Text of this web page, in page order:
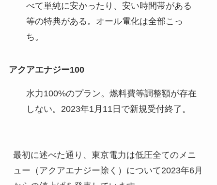
べて単純に安かったり、安い時間帯がある
等の特典がある。オール電化は全部こっ
ち。
アクアエナジー100
水力100%のプラン。燃料費等調整額が存在
しない。2023年1月11日で新規受付終了。
最初に述べた通り、東京電力は低圧全てのメニ
ュー（アクアエナジー除く）について2023年6月